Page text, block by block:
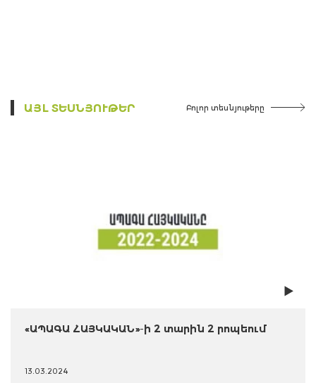
ԱՅԼ ՏԵՍՆՅՈՒԹԵՐ Բոլոր տեսնյութերը
«ԱՊԱԳԱ ՀԱՅԿԱԿԱՆ»-ի 2 տարին 2 րոպեում
13.03.2024